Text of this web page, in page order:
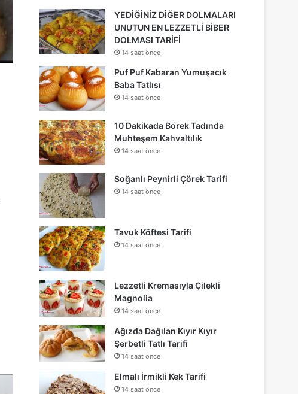
YEDİĞİNİZ DİĞER DOLMALARI
UNUTUN EN LEZZETLİ BİBER
DOLMASI TARİFİ
14 saat önce
Puf Puf Kabaran Yumuşacık
Baba Tatlısı
14 saat önce
10 Dakikada Börek Tadında
Muhteşem Kahvaltılık
14 saat önce
Soğanlı Peynirli Çörek Tarifi
14 saat önce
Tavuk Köftesi Tarifi
14 saat önce
Lezzetli Kremasıyla Çilekli
Magnolia
14 saat önce
Ağızda Dağılan Kıyır Kıyır
Şerbetli Tatlı Tarifi
14 saat önce
Elmalı İrmikli Kek Tarifi
14 saat önce